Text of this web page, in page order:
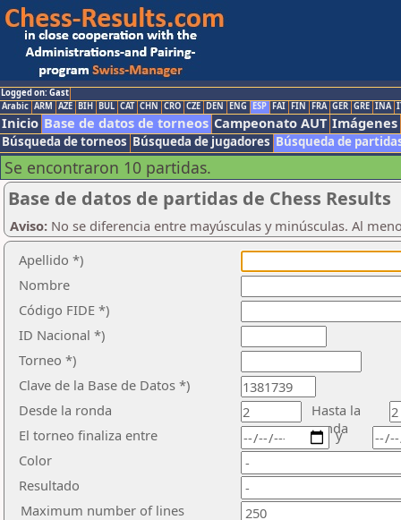
Logged on: Gast
Arabic ARM AZE BIH BUL CAT CHN CRO CZE DEN ENG ESP FAI FIN FRA GER GRE INA
Inicio Base de datos de torneos Campeonato AUT Imágenes
Búsqueda de torneos Búsqueda de jugadores Búsqueda de
Se encontraron 10 partidas.
Base de datos de partidas de Chess Results
Aviso: No se diferencia entre mayúsculas y minúsculas. Al
Apellido *)
Nombre
Código FIDE *)
ID Nacional *)
Torneo *)
Clave de la Base de Datos *)
Desde la ronda
Hasta la
ronda
El torneo finaliza entre
Color
Resultado
y
Maximum number of lines